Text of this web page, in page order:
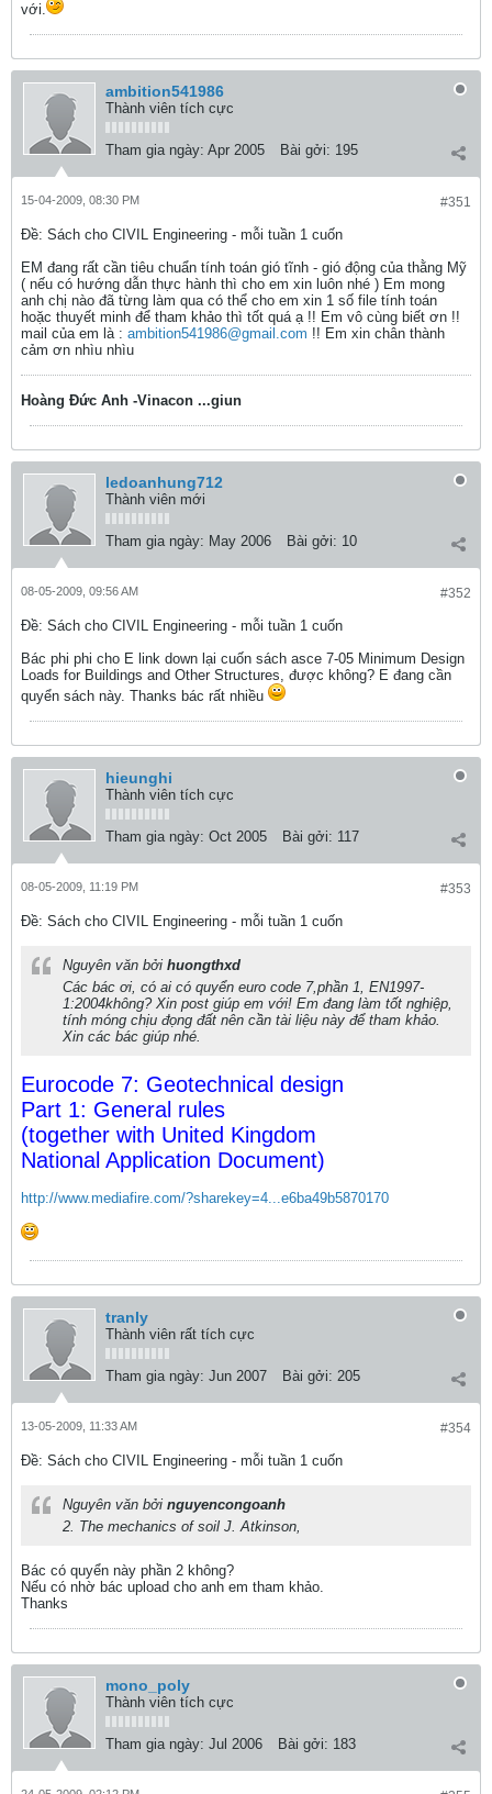
với.
ambition541986
Thành viên tích cực
Tham gia ngày: Apr 2005 Bài gởi: 195
#351
15-04-2009, 08:30 PM
Ðề: Sách cho CIVIL Engineering - mỗi tuần 1 cuốn
EM đang rất cần tiêu chuẩn tính toán gió tĩnh - gió động của thằng Mỹ
( nếu có hướng dẫn thực hành thì cho em xin luôn nhé ) Em mong
anh chị nào đã từng làm qua có thể cho em xin 1 số file tính toán
hoặc thuyết minh để tham khảo thì tốt quá ạ !! Em vô cùng biết ơn !!
mail của em là : ambition541986@gmail.com !! Em xin chân thành
cảm ơn nhìu nhìu
Hoàng Đức Anh -Vinacon ...giun
ledoanhung712
Thành viên mới
Tham gia ngày: May 2006 Bài gởi: 10
#352
08-05-2009, 09:56 AM
Ðề: Sách cho CIVIL Engineering - mỗi tuần 1 cuốn
Bác phi phi cho E link down lại cuốn sách asce 7-05 Minimum Design
Loads for Buildings and Other Structures, được không? E đang cần
quyển sách này. Thanks bác rất nhiều
hieunghi
Thành viên tích cực
Tham gia ngày: Oct 2005 Bài gởi: 117
#353
08-05-2009, 11:19 PM
Ðề: Sách cho CIVIL Engineering - mỗi tuần 1 cuốn
Nguyên văn bởi huongthxd
Các bác ơi, có ai có quyển euro code 7,phần 1, EN1997-
1:2004không? Xin post giúp em với! Em đang làm tốt nghiệp,
tính móng chịu đọng đất nên cần tài liệu này để tham khảo.
Xin các bác giúp nhé.
Eurocode 7: Geotechnical design
Part 1: General rules
(together with United Kingdom
National Application Document)
http://www.mediafire.com/?sharekey=4...e6ba49b5870170
tranly
Thành viên rất tích cực
Tham gia ngày: Jun 2007 Bài gởi: 205
#354
13-05-2009, 11:33 AM
Ðề: Sách cho CIVIL Engineering - mỗi tuần 1 cuốn
Nguyên văn bởi nguyencongoanh
2. The mechanics of soil J. Atkinson,
Bác có quyển này phần 2 không?
Nếu có nhờ bác upload cho anh em tham khảo.
Thanks
mono_poly
Thành viên tích cực
Tham gia ngày: Jul 2006 Bài gởi: 183